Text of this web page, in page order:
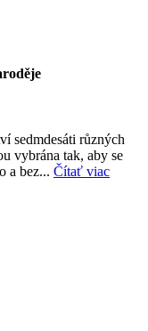
sedmdesáti různých
vybrána tak, aby se
a bez... Čítať viac